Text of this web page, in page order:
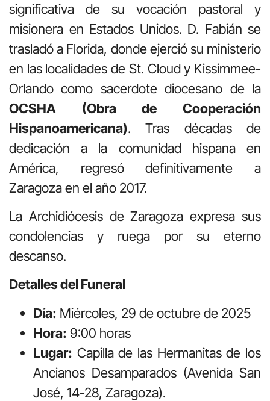
significativa de su vocación pastoral y
misionera en Estados Unidos. D. Fabián se
trasladó a Florida, donde ejerció su ministerio
en las localidades de St. Cloud y Kissimmee-
Orlando como sacerdote diocesano de la
OCSHA (Obra de Cooperación
Hispanoamericana). Tras décadas de
dedicación a la comunidad hispana en
América, regresó definitivamente a
Zaragoza en el año 2017.
La Archidiócesis de Zaragoza expresa sus
condolencias y ruega por su eterno
descanso.
Detalles del Funeral
Día: Miércoles, 29 de octubre de 2025
Hora: 9:00 horas
Lugar: Capilla de las Hermanitas de los
Ancianos Desamparados (Avenida San
José, 14-28, Zaragoza).